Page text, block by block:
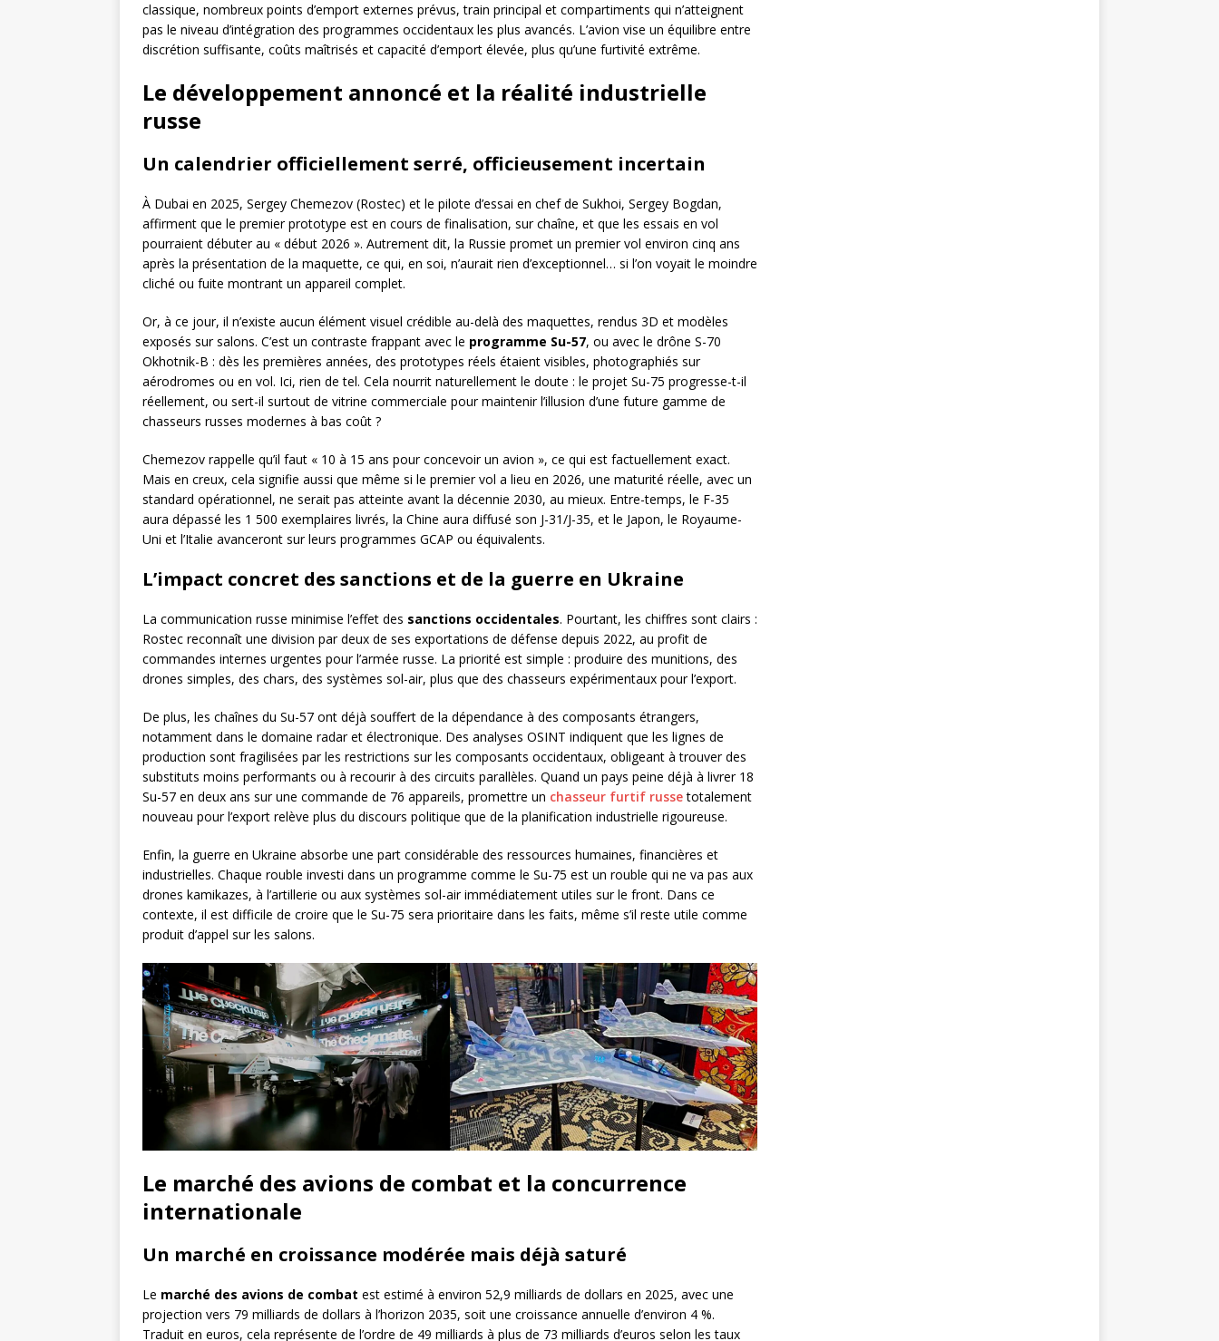
classique, nombreux points d’emport externes prévus, train principal et compartiments qui n’atteignent
pas le niveau d’intégration des programmes occidentaux les plus avancés. L’avion vise un équilibre entre
discrétion suffisante, coûts maîtrisés et capacité d’emport élevée, plus qu’une furtivité extrême.
Le développement annoncé et la réalité industrielle
russe
Un calendrier officiellement serré, officieusement incertain
À Dubai en 2025, Sergey Chemezov (Rostec) et le pilote d’essai en chef de Sukhoi, Sergey Bogdan,
affirment que le premier prototype est en cours de finalisation, sur chaîne, et que les essais en vol
pourraient débuter au « début 2026 ». Autrement dit, la Russie promet un premier vol environ cinq ans
après la présentation de la maquette, ce qui, en soi, n’aurait rien d’exceptionnel… si l’on voyait le moindre
cliché ou fuite montrant un appareil complet.
Or, à ce jour, il n’existe aucun élément visuel crédible au-delà des maquettes, rendus 3D et modèles
exposés sur salons. C’est un contraste frappant avec le programme Su-57, ou avec le drône S-70
Okhotnik-B : dès les premières années, des prototypes réels étaient visibles, photographiés sur
aérodromes ou en vol. Ici, rien de tel. Cela nourrit naturellement le doute : le projet Su-75 progresse-t-il
réellement, ou sert-il surtout de vitrine commerciale pour maintenir l’illusion d’une future gamme de
chasseurs russes modernes à bas coût ?
Chemezov rappelle qu’il faut « 10 à 15 ans pour concevoir un avion », ce qui est factuellement exact.
Mais en creux, cela signifie aussi que même si le premier vol a lieu en 2026, une maturité réelle, avec un
standard opérationnel, ne serait pas atteinte avant la décennie 2030, au mieux. Entre-temps, le F-35
aura dépassé les 1 500 exemplaires livrés, la Chine aura diffusé son J-31/J-35, et le Japon, le Royaume-
Uni et l’Italie avanceront sur leurs programmes GCAP ou équivalents.
L’impact concret des sanctions et de la guerre en Ukraine
La communication russe minimise l’effet des sanctions occidentales. Pourtant, les chiffres sont clairs :
Rostec reconnaît une division par deux de ses exportations de défense depuis 2022, au profit de
commandes internes urgentes pour l’armée russe. La priorité est simple : produire des munitions, des
drones simples, des chars, des systèmes sol-air, plus que des chasseurs expérimentaux pour l’export.
De plus, les chaînes du Su-57 ont déjà souffert de la dépendance à des composants étrangers,
notamment dans le domaine radar et électronique. Des analyses OSINT indiquent que les lignes de
production sont fragilisées par les restrictions sur les composants occidentaux, obligeant à trouver des
substituts moins performants ou à recourir à des circuits parallèles. Quand un pays peine déjà à livrer 18
Su-57 en deux ans sur une commande de 76 appareils, promettre un chasseur furtif russetotalement
nouveau pour l’export relève plus du discours politique que de la planification industrielle rigoureuse.
Enfin, la guerre en Ukraine absorbe une part considérable des ressources humaines, financières et
industrielles. Chaque rouble investi dans un programme comme le Su-75 est un rouble qui ne va pas aux
drones kamikazes, à l’artillerie ou aux systèmes sol-air immédiatement utiles sur le front. Dans ce
contexte, il est difficile de croire que le Su-75 sera prioritaire dans les faits, même s’il reste utile comme
produit d’appel sur les salons.
Le marché des avions de combat et la concurrence
internationale
Un marché en croissance modérée mais déjà saturé
Le marché des avions de combat est estimé à environ 52,9 milliards de dollars en 2025, avec une
projection vers 79 milliards de dollars à l’horizon 2035, soit une croissance annuelle d’environ 4 %.
Traduit en euros, cela représente de l’ordre de 49 milliards à plus de 73 milliards d’euros selon les taux